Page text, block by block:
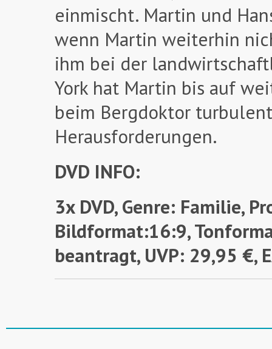
einmischt. Martin und
wenn Martin weiterhin
ihm bei der
York hat Martin bis auf
beim Bergdoktor
Herausforderungen.
DVD INFO:
3x DVD, Genre: Familie,
Bildformat:16:9,
beantragt, UVP: 29,95 €,